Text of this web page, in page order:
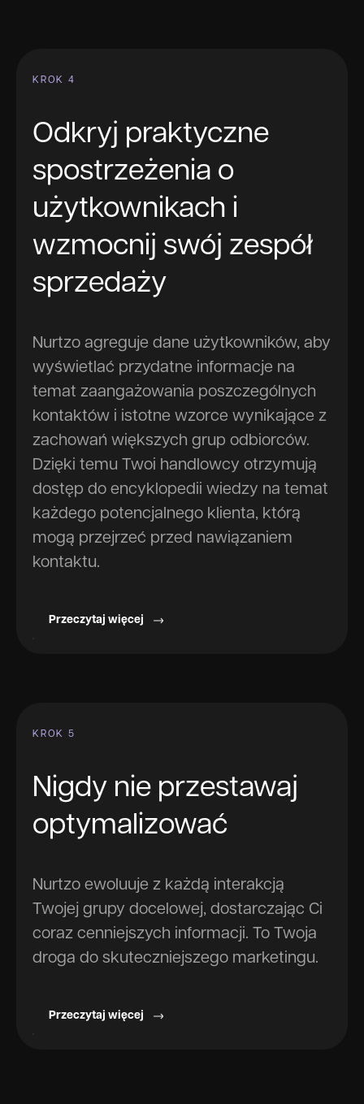
KROK 4
Odkryj praktyczne
spostrzeżenia o
użytkownikach i
wzmocnij swój zespół
sprzedaży
Nurtzo agreguje dane użytkowników, aby
wyświetlać przydatne informacje na
temat zaangażowania poszczególnych
kontaktów i istotne wzorce wynikające z
zachowań większych grup odbiorców.
Dzięki temu Twoi handlowcy otrzymują
dostęp do encyklopedii wiedzy na temat
każdego potencjalnego klienta, którą
mogą przejrzeć przed nawiązaniem
kontaktu.
Przeczytaj więcej
KROK 5
Nigdy nie przestawaj
optymalizować
Nurtzo ewoluuje z każdą interakcją
Twojej grupy docelowej, dostarczając Ci
coraz cenniejszych informacji. To Twoja
droga do skuteczniejszego marketingu.
Przeczytaj więcej